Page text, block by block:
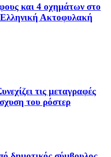
και 4 οχημάτων στο
Ακτοφυλακή
τις μεταγραφές
του ρόστερ